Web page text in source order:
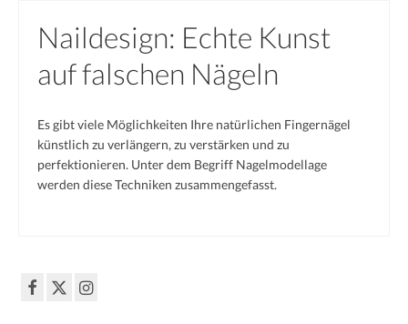
Motivstyles
Colorstyles
Black & White
XXL-Styles
Preise
Naildesign: Echte Kunst
auf falschen Nägeln
Es gibt viele Möglichkeiten Ihre natürlichen Fingernägel
künstlich zu verlängern, zu verstärken und zu
perfektionieren. Unter dem Begriff Nagelmodellage
werden diese Techniken zusammengefasst.